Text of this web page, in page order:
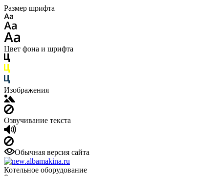
Размер шрифта
Цвет фона и шрифта
Изображения
Озвучивание текста
Обычная версия сайта
Котельное оборудование